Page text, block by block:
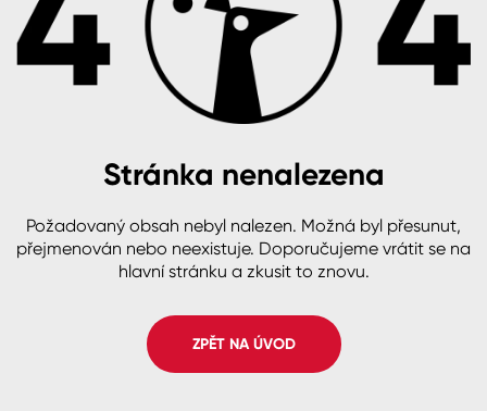
Aktuality
Reference
O společnosti
B2B +420 800 145 555Po – Pá: 8:00–15:00
Česko
Slovensko Polsko Worldwide
Dřevo
Beton, asfalt, minerální podklady
Plast, sklo, keramika
Stěny
Fasády
Spreje
Colorlak Profi
Colorlak Pta
Stránka nenalezena
Požadovaný obsah nebyl nalezen. Možná byl přesunut,
přejmenován nebo neexistuje. Doporučujeme vrátit se na
hlavní stránku a zkusit to znovu.
ZPĚT NA ÚVOD